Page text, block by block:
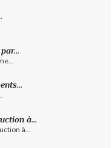
à...
à...